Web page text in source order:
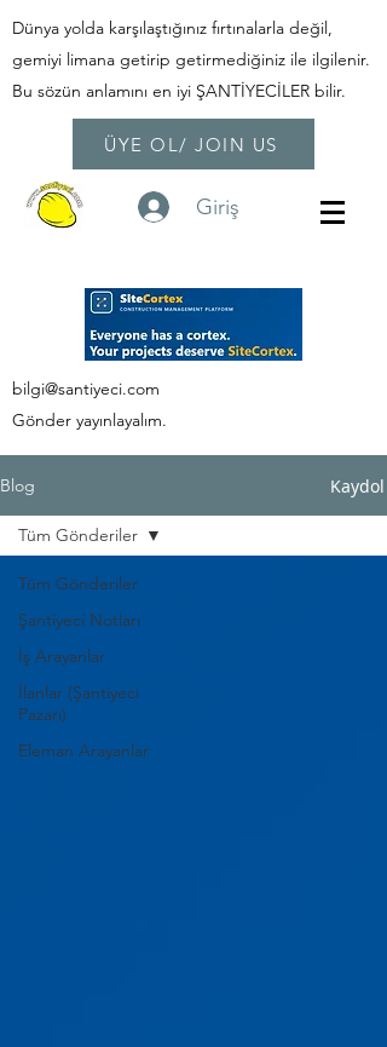
Dünya yolda karşılaştığınız fırtınalarla değil,
gemiyi limana getirip getirmediğiniz ile ilgilenir.
Bu sözün anlamını en iyi ŞANTİYECİLER bilir.
ÜYE OL/ JOIN US
Giriş
bilgi@santiyeci.com
Gönder yayınlayalım.
Blog Kaydol
Tüm Gönderiler
Şantiyeci Notları
İş Arayanlar
İlanlar (Şantiyeci
Pazarı)
Eleman Arayanlar
Tüm Gönderiler